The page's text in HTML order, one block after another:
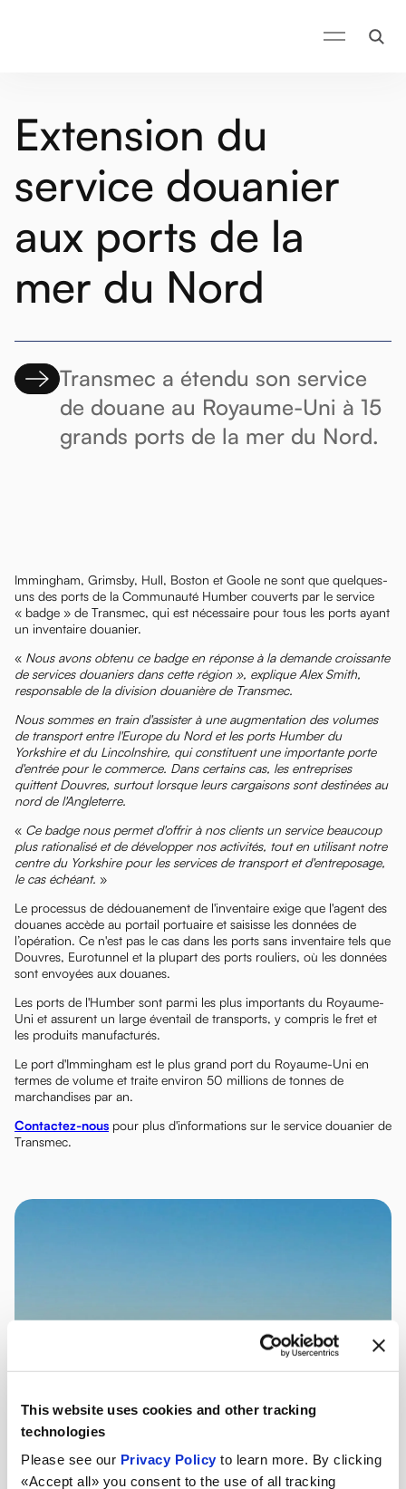
This website uses cookies and other tracking
technologies
Please see our Privacy Policy to learn more. By clicking
«Accept all» you consent to the use of all tracking
Extension du
service douanier
aux ports de la
mer du Nord
Transmec a étendu son service
de douane au Royaume-Uni à 15
grands ports de la mer du Nord.
Immingham, Grimsby, Hull, Boston et Goole ne sont que quelques-
uns des ports de la Communauté Humber couverts par le service
« badge » de Transmec, qui est nécessaire pour tous les ports ayant
un inventaire douanier.
« Nous avons obtenu ce badge en réponse à la demande croissante
de services douaniers dans cette région », explique Alex Smith,
responsable de la division douanière de Transmec.
Nous sommes en train d'assister à une augmentation des volumes
de transport entre l'Europe du Nord et les ports Humber du
Yorkshire et du Lincolnshire, qui constituent une importante porte
d'entrée pour le commerce. Dans certains cas, les entreprises
quittent Douvres, surtout lorsque leurs cargaisons sont destinées au
nord de l'Angleterre.
« Ce badge nous permet d'offrir à nos clients un service beaucoup
plus rationalisé et de développer nos activités, tout en utilisant notre
centre du Yorkshire pour les services de transport et d'entreposage,
le cas échéant. »
Le processus de dédouanement de l'inventaire exige que l'agent des
douanes accède au portail portuaire et saisisse les données de
l’opération. Ce n'est pas le cas dans les ports sans inventaire tels que
Douvres, Eurotunnel et la plupart des ports rouliers, où les données
sont envoyées aux douanes.
Les ports de l'Humber sont parmi les plus importants du Royaume-
Uni et assurent un large éventail de transports, y compris le fret et
les produits manufacturés.
Le port d'Immingham est le plus grand port du Royaume-Uni en
termes de volume et traite environ 50 millions de tonnes de
marchandises par an.
Contactez-nous pour plus d'informations sur le service douanier de
Transmec.